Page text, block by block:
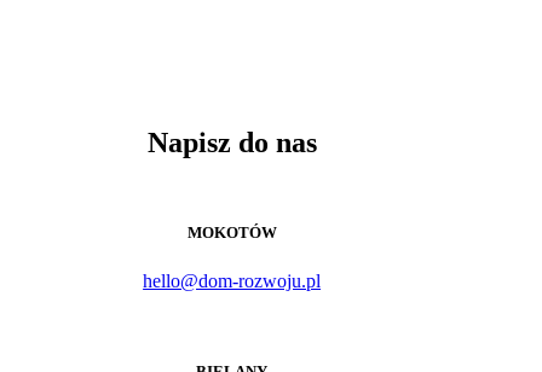
Napisz do nas
MOKOTÓW
hello@dom-rozwoju.pl